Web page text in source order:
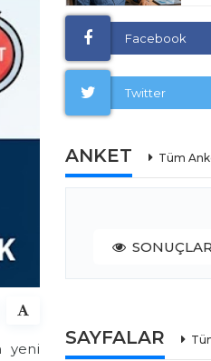
yeni
Facebook
Twitter
ANKET Tüm
SONUÇLAR
SAYFALAR